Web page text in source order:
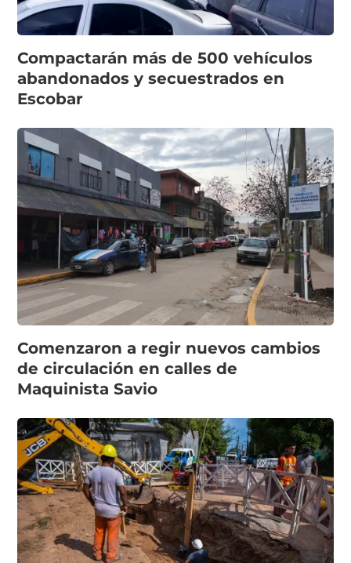
Compactarán más de 500 vehículos
abandonados y secuestrados en
Escobar
Comenzaron a regir nuevos cambios
de circulación en calles de
Maquinista Savio